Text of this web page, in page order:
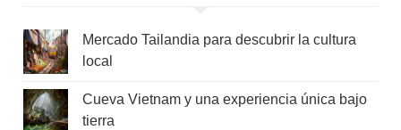
Mercado Tailandia para descubrir la cultura
local
Cueva Vietnam y una experiencia única bajo
tierra